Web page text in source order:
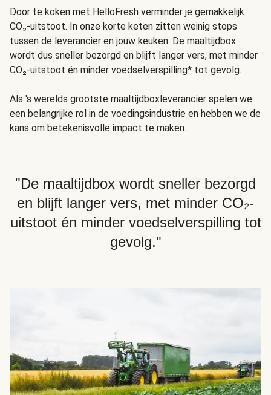
Door te koken met HelloFresh verminder je gemakkelijk
CO₂-uitstoot. In onze korte keten zitten weinig stops
tussen de leverancier en jouw keuken. De maaltijdbox
wordt dus sneller bezorgd en blijft langer vers, met minder
CO₂-uitstoot én minder voedselverspilling* tot gevolg.
Als 's werelds grootste maaltijdboxleverancier spelen we
een belangrijke rol in de voedingsindustrie en hebben we de
kans om betekenisvolle impact te maken.
"De maaltijdbox wordt sneller bezorgd
en blijft langer vers, met minder CO₂-
uitstoot én minder voedselverspilling tot
gevolg."